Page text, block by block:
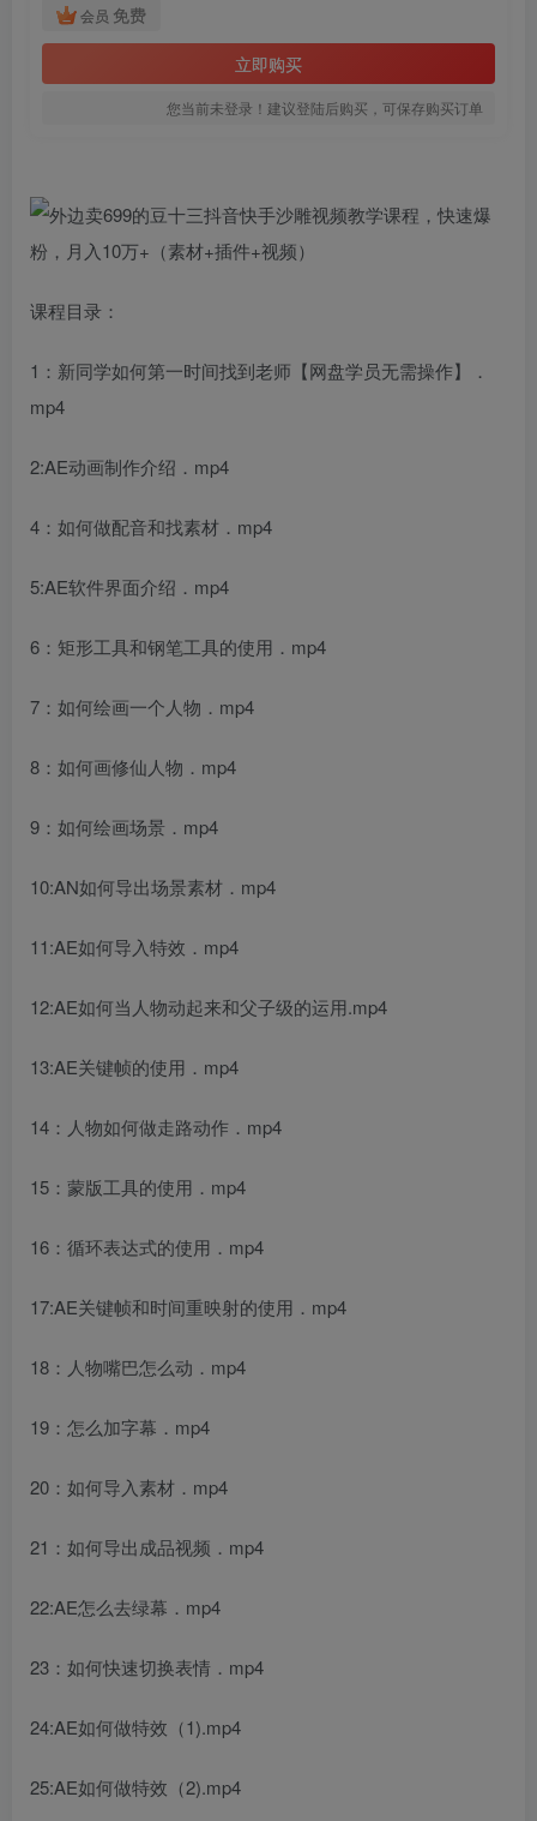
会员 免费
立即购买
您当前未登录！建议登陆后购买，可保存购买订单
课程目录：
1：新同学如何第一时间找到老师【网盘学员无需操作】．
mp4
2:AE动画制作介绍．mp4
4：如何做配音和找素材．mp4
5:AE软件界面介绍．mp4
6：矩形工具和钢笔工具的使用．mp4
7：如何绘画一个人物．mp4
8：如何画修仙人物．mp4
9：如何绘画场景．mp4
10:AN如何导出场景素材．mp4
11:AE如何导入特效．mp4
12:AE如何当人物动起来和父子级的运用.mp4
13:AE关键帧的使用．mp4
14：人物如何做走路动作．mp4
15：蒙版工具的使用．mp4
16：循环表达式的使用．mp4
17:AE关键帧和时间重映射的使用．mp4
18：人物嘴巴怎么动．mp4
19：怎么加字幕．mp4
20：如何导入素材．mp4
21：如何导出成品视频．mp4
22:AE怎么去绿幕．mp4
23：如何快速切换表情．mp4
24:AE如何做特效（1).mp4
25:AE如何做特效（2).mp4